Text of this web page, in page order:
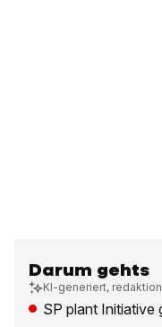
Darum gehts
KI-generiert,
SP plant Initiative